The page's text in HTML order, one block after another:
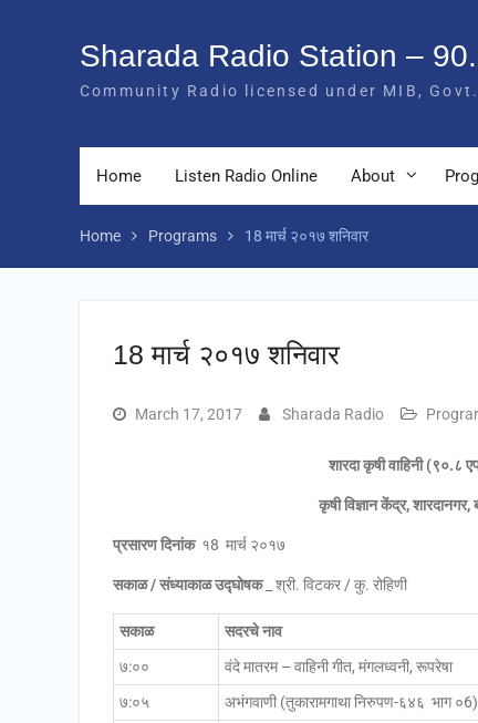
Sharada Radio Station –
Community Radio licensed under MIB,
Home Listen Radio Online About
Home Programs 18 मार्च २०१७ शनिवार
18 मार्च २०१७ शनिवार
March 17, 2017 Sharada Radio
शारदा कृषी वाहिनी (९०.८ एफ
कृषी विज्ञान केंद्र, शारदानगर,
प्रसारण दिनांक१8 मार्च २०१७
सकाळ / संध्याकाळ उद्घोषक_ श्री. विटकर / कु. रोहिणी
सकाळ सदरचे नाव
७:००
वंदे मातरम – वाहिनी गीत, मंगलध्वनी, रूपरेषा
७:०५
अभंगवाणी (तुकारामगाथा निरुपण-६४६ भाग ०6)